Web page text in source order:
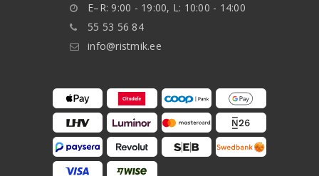
E–R: 9:00 - 19:00, L: 10:00 - 14:00
55 53 56 84
info@ristmik.ee